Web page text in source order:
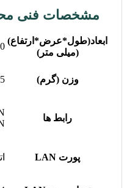
مشخصات فنی
ابعاد(طول*عرض*ارتفاع)
(میلی متر)
وزن (گرم)
رابط ها
پورت LAN